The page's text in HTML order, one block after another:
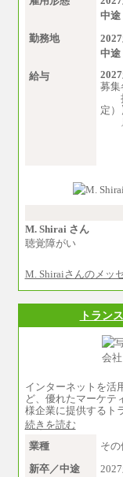
中途
勤務地
中途
給与
募集
担
定）
月
※
り高
※上
ん。
中途
＜
月給
※試
※経
たし
M. Shirai さん
聴覚障がい
M. Shiraiさんのメッ
トラン
インターネットを活
ど、優れたマーケテ
様企業に提供するト
続きを読む
業種
そ
新卒／中途